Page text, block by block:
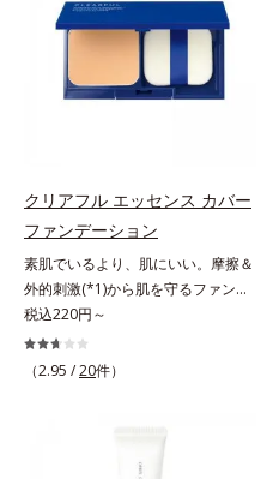
原因に着目。加齢とともに現れる年
齢サインについて研究を進めたとこ
ろ、弾力感のない状態である「ハリ
のなさ」や、くすみ(*5)などが現れ
美容成分(*9)として「G.D.F.アクテ
ィベーター(*10)」を配合。そし
て、従来から配合している美白(*1)
有効成分「トラネキサム酸」を配合
しました。さらに、シリーズ共通の
美容成分「GLルートブースター
(*11)」を配合することで、肌のふ
アが叶うシリーズに。3ステップで
上向き(*12)のハリと透明感を。効
クリアフル エッセンス カバー
ファンデーション
素肌でいるより、肌にいい。摩擦＆
外的刺激(*1)から肌を守るファンデ
ーション。肌荒れやニキビがある
と、ファンデーションを塗っていい
か悩むもの。とはいえ、素肌のまま
れしやすい、ニキビができやすい人
こそ、肌負担が少ない低刺激設計の
税込220円～
（2.95 /20件）